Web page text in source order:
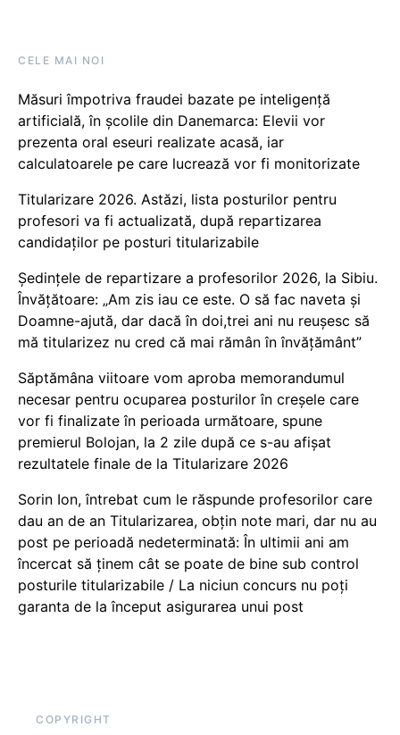
CELE MAI NOI
Măsuri împotriva fraudei bazate pe inteligență
artificială, în școlile din Danemarca: Elevii vor
prezenta oral eseuri realizate acasă, iar
calculatoarele pe care lucrează vor fi monitorizate
Titularizare 2026. Astăzi, lista posturilor pentru
profesori va fi actualizată, după repartizarea
candidaților pe posturi titularizabile
Ședințele de repartizare a profesorilor 2026, la Sibiu.
Învățătoare: „Am zis iau ce este. O să fac naveta și
Doamne-ajută, dar dacă în doi,trei ani nu reușesc să
mă titularizez nu cred că mai rămân în învățământ”
Săptămâna viitoare vom aproba memorandumul
necesar pentru ocuparea posturilor în creșele care
vor fi finalizate în perioada următoare, spune
premierul Bolojan, la 2 zile după ce s-au afișat
rezultatele finale de la Titularizare 2026
Sorin Ion, întrebat cum le răspunde profesorilor care
dau an de an Titularizarea, obțin note mari, dar nu au
post pe perioadă nedeterminată: În ultimii ani am
încercat să ținem cât se poate de bine sub control
posturile titularizabile / La niciun concurs nu poți
garanta de la început asigurarea unui post
COPYRIGHT